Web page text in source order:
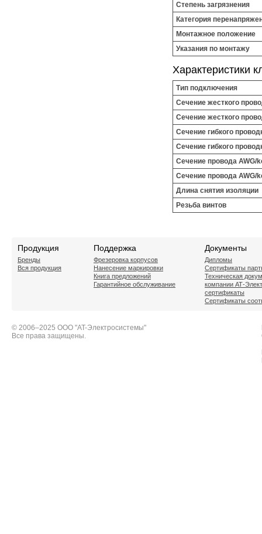
Степень загрязнения
Категория
Монтажное положение
Указания по монтажу
Характеристики
Тип подключения
Сечение жесткого
Сечение жесткого
Сечение гибкого
Сечение гибкого
Сечение провода AWG/
Сечение провода AWG/
Длина снятия изоляции
Резьба винтов
Продукция
Бренды
Вся продукция
Поддержка
Фрезеровка корпусов
Нанесение маркировки
Книга предложений
Гарантийное обслуживание
Документы
Дипломы
Сертификаты
Техническая
компании АТ-
сертификаты
Сертификаты
© 2006–2025 ООО "AT-Электросистемы"
Все права защищены.